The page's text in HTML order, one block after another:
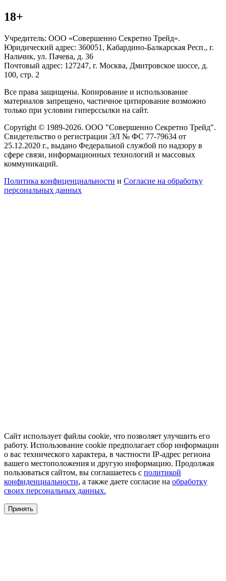
18+
Учредитель: ООО «Совершенно Секретно Трейд».
Юридический адрес: 360051, Кабардино-Балкарская Респ., г.
Нальчик, ул. Пачева, д. 36
Почтовый адрес: 127247, г. Москва, Дмитровское шоссе, д.
100, стр. 2
Все права защищены. Копирование и использование
материалов запрещено, частичное цитирование возможно
только при условии гиперссылки на сайт.
Copyright © 1989-2026. ООО "Совершенно Секретно Трейд".
Свидетельство о регистрации ЭЛ № ФС 77-79634 от
25.12.2020 г., выдано Федеральной службой по надзору в
сфере связи, информационных технологий и массовых
коммуникаций.
Политика конфиценциальности и Согласие на обработку
персональных данных
Сайт использует файлы cookie, что позволяет улучшить его
работу. Использование cookie предполагает сбор информации
о вас технического характера, в частности IP-адрес региона
вашего местоположения и другую информацию. Продолжая
пользоваться сайтом, вы соглашаетесь с политикой
конфиденциальности, а также даете согласие на обработку
своих персональных данных.
Принять